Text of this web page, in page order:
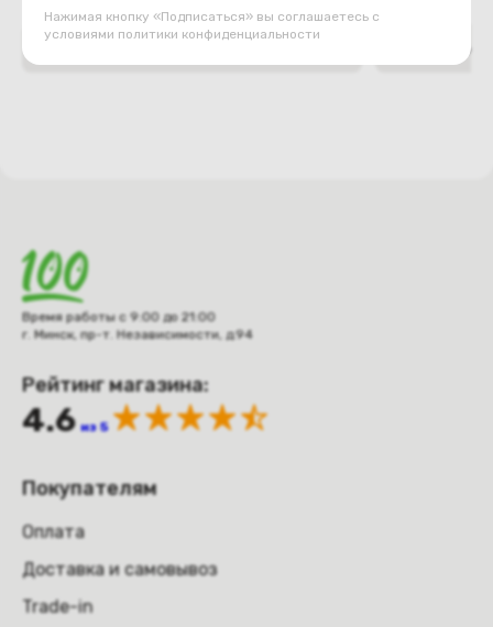
Нажимая кнопку «Подписаться» вы соглашаетесь с
условиями политики конфиденциальности
Время работы с 9:00 до 21:00
г. Минск, пр-т. Независимости, д.94
Рейтинг магазина:
4.6 из 5
Покупателям
Оплата
Доставка и самовывоз
Trade-in